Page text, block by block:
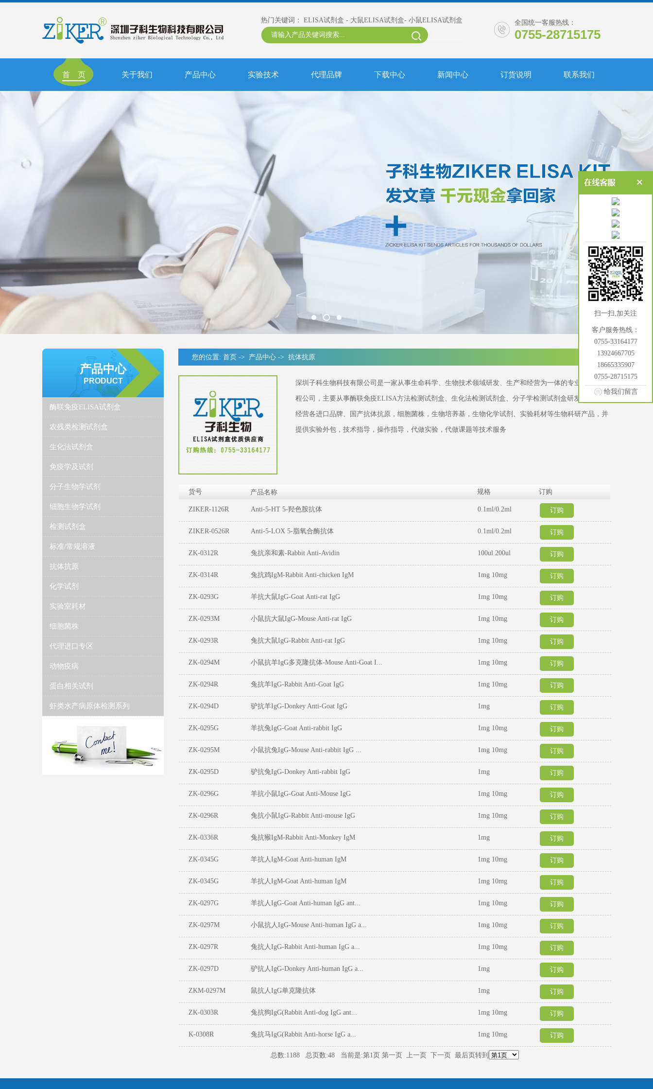
热门关键词： ELISA试剂盒 - 大鼠ELISA试剂盒- 小鼠ELISA试剂盒 全国统一客服热线：
0755-28715175
首 页 关于我们 产品中心 实验技术 代理品牌 下载中心 新闻中心 订货说明 联系我们
1 2 3
产品中心
PRODUCT
酶联免疫ELISA试剂盒
农残类检测试剂盒
生化法试剂盒
免疫学及试剂
分子生物学试剂
细胞生物学试剂
检测试剂盒
标准/常规溶液
抗体抗原
化学试剂
实验室耗材
细胞菌株
代理进口专区
动物疫病
蛋白相关试剂
虾类水产病原体检测系列
您的位置: 首页 -> 产品中心 -> 抗体抗原
深圳子科生物科技有限公司是一家从事生命科学、生物技术领域研发、生产和经营为一体的专业化生物工
程公司，主要从事酶联免疫ELISA方法检测试剂盒、生化法检测试剂盒、分子学检测试剂盒研发生产，并
经营各进口品牌、国产抗体抗原，细胞菌株，生物培养基，生物化学试剂、实验耗材等生物科研产品，并
提供实验外包，技术指导，操作指导，代做实验，代做课题等技术服务
货号 产品名称 规格 订购
ZIKER-1126R Anti-5-HT 5-羟色胺抗体 0.1ml/0.2ml 订购
ZIKER-0526R Anti-5-LOX 5-脂氧合酶抗体 0.1ml/0.2ml 订购
ZK-0312R 兔抗亲和素-Rabbit Anti-Avidin 100ul 200ul 订购
ZK-0314R 兔抗鸡IgM-Rabbit Anti-chicken IgM 1mg 10mg 订购
ZK-0293G 羊抗大鼠IgG-Goat Anti-rat IgG 1mg 10mg 订购
ZK-0293M 小鼠抗大鼠IgG-Mouse Anti-rat IgG 1mg 10mg 订购
ZK-0293R 兔抗大鼠IgG-Rabbit Anti-rat IgG 1mg 10mg 订购
ZK-0294M 小鼠抗羊IgG多克隆抗体-Mouse Anti-Goat I... 1mg 10mg 订购
ZK-0294R 兔抗羊IgG-Rabbit Anti-Goat IgG 1mg 10mg 订购
ZK-0294D 驴抗羊IgG-Donkey Anti-Goat IgG 1mg 订购
ZK-0295G 羊抗兔IgG-Goat Anti-rabbit IgG 1mg 10mg 订购
ZK-0295M 小鼠抗兔IgG-Mouse Anti-rabbit IgG ... 1mg 10mg 订购
ZK-0295D 驴抗兔IgG-Donkey Anti-rabbit IgG 1mg 订购
ZK-0296G 羊抗小鼠IgG-Goat Anti-Mouse IgG 1mg 10mg ​ 订购
ZK-0296R 兔抗小鼠IgG-Rabbit Anti-mouse IgG 1mg 10mg 订购
ZK-0336R 兔抗猴IgM-Rabbit Anti-Monkey IgM 1mg 订购
ZK-0345G 羊抗人IgM-Goat Anti-human IgM 1mg 10mg ​ 订购
ZK-0345G 羊抗人IgM-Goat Anti-human IgM 1mg 10mg 订购
ZK-0297G 羊抗人IgG-Goat Anti-human IgG ant... 1mg 10mg 订购
ZK-0297M 小鼠抗人IgG-Mouse Anti-human IgG a... 1mg 10mg 订购
ZK-0297R 兔抗人IgG-Rabbit Anti-human IgG a... 1mg 10mg 订购
ZK-0297D 驴抗人IgG-Donkey Anti-human IgG a... 1mg 订购
ZKM-0297M 鼠抗人IgG单克隆抗体 1mg 订购
ZK-0303R 兔抗狗IgG(Rabbit Anti-dog IgG ant... 1mg 10mg 订购
K-0308R 兔抗马IgG(Rabbit Anti-horse IgG a... 1mg 10mg 订购
总数:1188 总页数:48 当前是:第1页 第一页 上一页 下一页 最后页 转到
扫一扫,加关注
客户服务热线：
0755-33164177
13924667705
18665335907
0755-28715175
给我们留言